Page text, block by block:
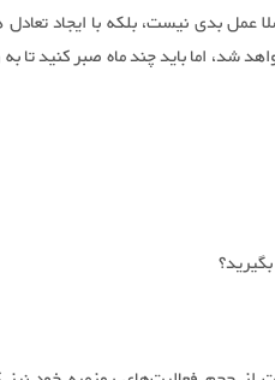
بدی نیست، بلکه با ایجاد
شد، اما باید چند ماه صبر کنید تا